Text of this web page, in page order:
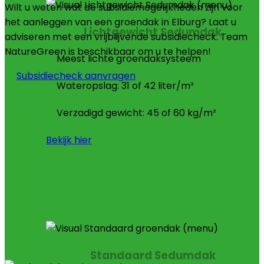
Lichtgewicht Sedumdak
Meest lichte groendaksysteem
Wateropslag: 31 of 42 liter/m²
Verzadigd gewicht: 45 of 60 kg/m²
Bekijk hier
Standaard Sedumdak
Wilt u weten wat de subsidiemogelijkheden zijn voor
het aanleggen van een groendak in Elburg? Laat u
adviseren met een vrijblijvende subsidiecheck. Team
NatureGreen is beschikbaar om u te helpen!
Subsidiecheck aanvragen